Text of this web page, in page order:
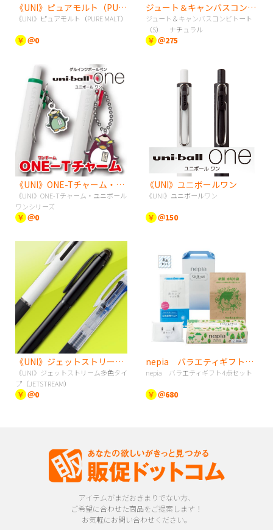
《UNI》ピュアモルト（PURE MALT）
《UNI》ピュアモルト（PURE MALT）
￥ ＠0
ジュート＆キャンバスコンビトート（S） ナチュラル
ジュート＆キャンバスコンビトート
（S） ナチュラル
￥ ＠275
《UNI》ONE-Tチャーム・ユニボールワンシリーズ
《UNI》ONE-Tチャーム・ユニボール
ワンシリーズ
￥ ＠0
《UNI》ユニボールワン
《UNI》ユニボールワン
￥ ＠150
《UNI》ジェットストリーム多色タイプ（JETSTREAM）
《UNI》ジェットストリーム多色タイ
プ（JETSTREAM）
￥ ＠0
nepia バラエティギフト4点セット
nepia バラエティギフト4点セット
￥ ＠680
アイテムがまだおきまりでない方、
ご希望に合わせた商品をご提案します！
お気軽にお問い合わせください。